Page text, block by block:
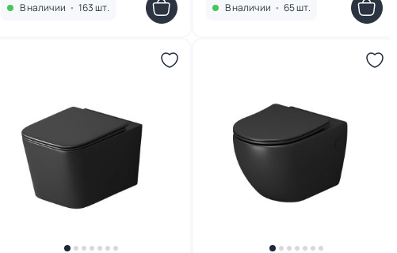
В наличии • 163 шт. В наличии • 65 шт.